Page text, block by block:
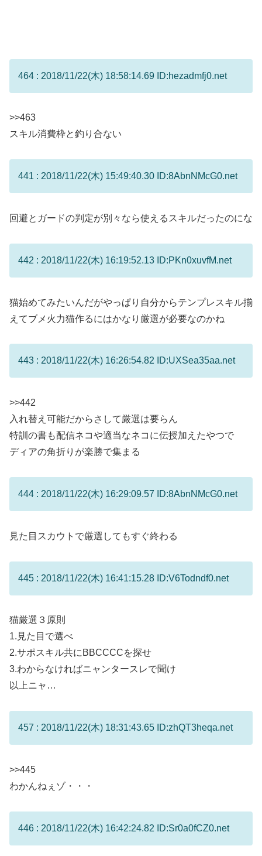
464 : 2018/11/22(木) 18:58:14.69 ID:hezadmfj0.net
>>463
スキル消費枠と釣り合ない
441 : 2018/11/22(木) 15:49:40.30 ID:8AbnNMcG0.net
回避とガードの判定が別々なら使えるスキルだったのにな
442 : 2018/11/22(木) 16:19:52.13 ID:PKn0xuvfM.net
猫始めてみたいんだがやっぱり自分からテンプレスキル揃
えてブメ火力猫作るにはかなり厳選が必要なのかね
443 : 2018/11/22(木) 16:26:54.82 ID:UXSea35aa.net
>>442
入れ替え可能だからさして厳選は要らん
特訓の書も配信ネコや適当なネコに伝授加えたやつで
ディアの角折りが楽勝で集まる
444 : 2018/11/22(木) 16:29:09.57 ID:8AbnNMcG0.net
見た目スカウトで厳選してもすぐ終わる
445 : 2018/11/22(木) 16:41:15.28 ID:V6Todndf0.net
猫厳選３原則
1.見た目で選べ
2.サポスキル共にBBCCCCを探せ
3.わからなければニャンタースレで聞け
以上ニャ…
457 : 2018/11/22(木) 18:31:43.65 ID:zhQT3heqa.net
>>445
わかんねぇゾ・・・
446 : 2018/11/22(木) 16:42:24.82 ID:Sr0a0fCZ0.net